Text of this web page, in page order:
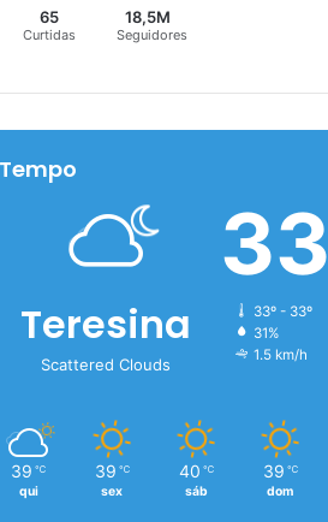
65
Curtidas
18,5M
Seguidores
Tempo
Teresina
Scattered Clouds
33
33º - 33º
31%
1.5 km/h
39 ℃
qui
39 ℃
sex
40 ℃
sáb
39 ℃
dom